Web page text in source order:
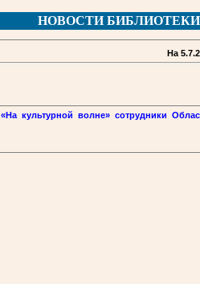
НОВОСТИ БИБЛИОТЕКИ
На
культурной волне» сотрудники